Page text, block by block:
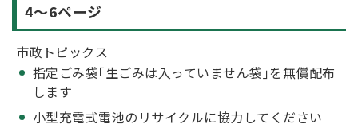
4～6ページ
市政トピックス
指定ごみ袋｢生ごみは入っていません袋｣を無償配布
します
小型充電式電池のリサイクルに協力してください